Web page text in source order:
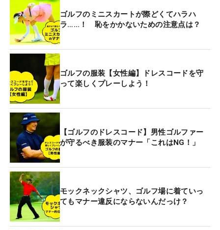
ゴルフのミニスカートが際どくてハラハ
ラ……！ 恥をかかないための注意点は？
ゴルフの服装【女性編】ドレスコードを守
って楽しくプレーしよう！
【ゴルフのドレスコード】男性ゴルファー
が守るべき服装のマナー「これはNG！」
モックネックシャツ、ゴルフ場に着ていっ
てもマナー違反にならないんだっけ？